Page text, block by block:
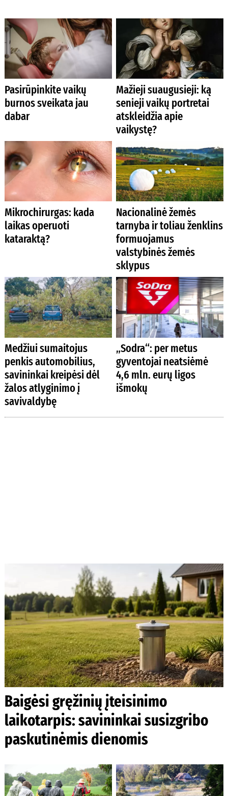
Pasirūpinkite vaikų
burnos sveikata jau
dabar
Mažieji suaugusieji: ką
senieji vaikų portretai
atskleidžia apie
vaikystę?
Mikrochirurgas: kada
laikas operuoti
kataraktą?
Nacionalinė žemės
tarnyba ir toliau ženklins
formuojamus
valstybinės žemės
sklypus
Medžiui sumaitojus
penkis automobilius,
savininkai kreipėsi dėl
žalos atlyginimo į
savivaldybę
„Sodra“: per metus
gyventojai neatsiėmė
4,6 mln. eurų ligos
išmokų
Baigėsi gręžinių įteisinimo
laikotarpis: savininkai susizgribo
paskutinėmis dienomis